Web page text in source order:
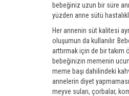
bebeğiniz uzun bir süre
yüzden anne sütü
Her annenin süt kalitesi
oluşumun da kullanılır.
arttırmak için de bir
bebeğinizin memenin
meme başı dahilindeki
annelerin diyet
meyve suları, çorbalar,